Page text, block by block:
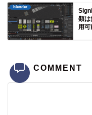
blender
類は
用可
COMMENT